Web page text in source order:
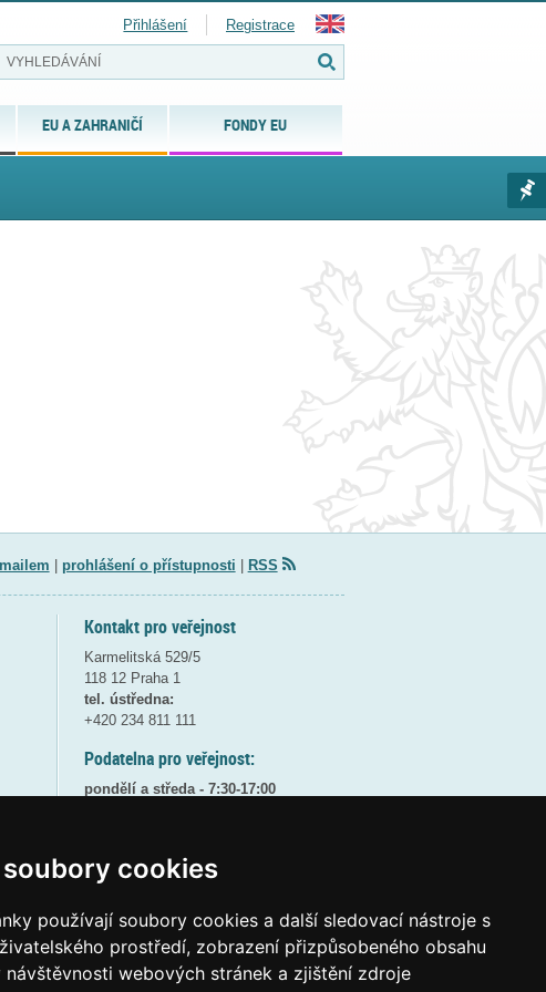
cookies
používají soubory cookies a další sledovací nástroje s
prostředí, zobrazení přizpůsobeného obsahu
návštěvnosti webových stránek a zjištění zdroje
EU A ZAHRANIČÍ FONDY EU
Přihlášení Registrace
prohlášení o přístupnosti RSS
Kontakt pro veřejnost
Karmelitská 529/5
118 12 Praha 1
tel. ústředna:
+420 234 811 111
Podatelna pro veřejnost:
pondělí a středa - 7:30-17:00
8:30 - 9:30 - bezpečnostní přestávka
Elektronická podatelna:
posta@msmtgov cz